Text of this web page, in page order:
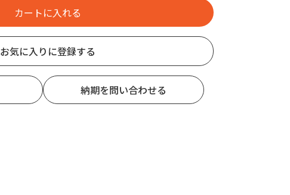
お気に入りに登録する
納期を問い合わせる